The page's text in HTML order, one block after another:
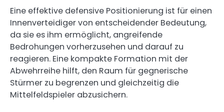
Eine effektive defensive Positionierung ist für einen
Innenverteidiger von entscheidender Bedeutung,
da sie es ihm ermöglicht, angreifende
Bedrohungen vorherzusehen und darauf zu
reagieren. Eine kompakte Formation mit der
Abwehrreihe hilft, den Raum für gegnerische
Stürmer zu begrenzen und gleichzeitig die
Mittelfeldspieler abzusichern.